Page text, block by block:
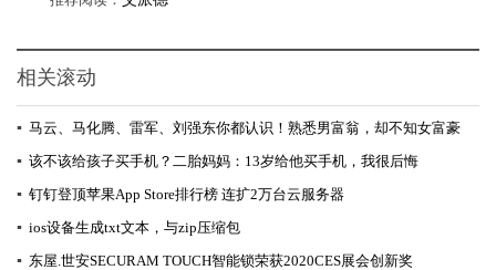
相关滚动
▪ 马云、马化腾、雷军、刘强东你都认识！熟悉男富翁，却不知女富豪
▪ 该不该给孩子买手机？二胎妈妈：13岁给他买手机，我很后悔
▪ 钉钉登顶苹果App Store排行榜 连扩2万台云服务器
▪ ios设备生成txt文本，与zip压缩包
▪ 东屋.世安SECURAM TOUCH智能锁荣获2020CES展会创新奖